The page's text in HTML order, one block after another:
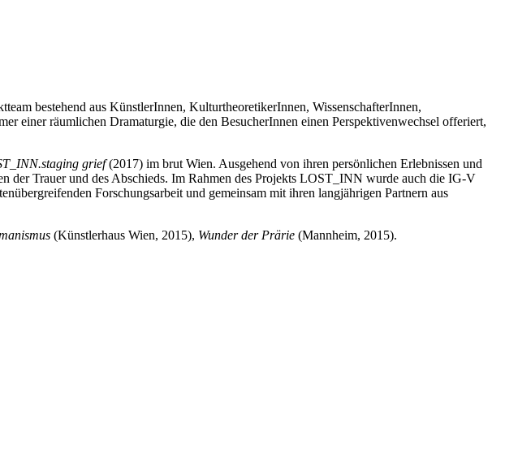
bestehend aus KünstlerInnen, KulturtheoretikerInnen, WissenschafterInnen,
einer räumlichen Dramaturgie, die den BesucherInnen einen Perspektivenwechsel offeriert,
grief(2017) im brut Wien. Ausgehend von ihren persönlichen Erlebnissen und
der Trauer und des Abschieds. Im Rahmen des Projekts LOST_INN wurde auch die IG-V
Forschungsarbeit und gemeinsam mit ihren langjährigen Partnern aus
(Künstlerhaus Wien, 2015), Wunder der Prärie (Mannheim, 2015).